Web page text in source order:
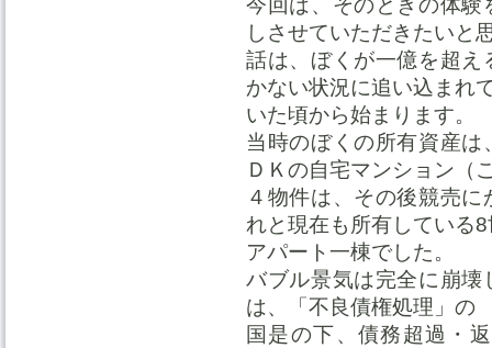
今回は、そのときの体
しさせていただきたいと
話は、ぼくが一億を超
かない状況に追い込まれ
いた頃から始まります。
当時のぼくの所有資産
ＤＫの自宅マンション（
４物件は、その後競売
れと現在も所有している
アパート一棟でした。
バブル景気は完全に崩
は、「不良債権処理」の
国是の下、債務超過・